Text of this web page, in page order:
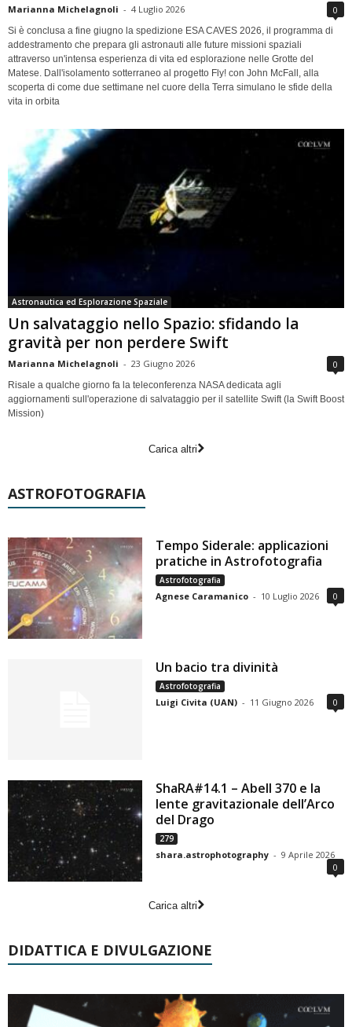
Marianna Michelagnoli - 4 Luglio 2026 0
Si è conclusa a fine giugno la spedizione ESA CAVES 2026, il programma di
addestramento che prepara gli astronauti alle future missioni spaziali
attraverso un'intensa esperienza di vita ed esplorazione nelle Grotte del
Matese. Dall'isolamento sotterraneo al progetto Fly! con John McFall, alla
scoperta di come due settimane nel cuore della Terra simulano le sfide della
vita in orbita
Astronautica ed Esplorazione Spaziale
Un salvataggio nello Spazio: sfidando la
gravità per non perdere Swift
Marianna Michelagnoli - 23 Giugno 2026 0
Risale a qualche giorno fa la teleconferenza NASA dedicata agli
aggiornamenti sull'operazione di salvataggio per il satellite Swift (la Swift Boost
Mission)
Carica altri
ASTROFOTOGRAFIA
Tempo Siderale: applicazioni
pratiche in Astrofotografia
Astrofotografia
Agnese Caramanico - 10 Luglio 2026 0
Un bacio tra divinità
Astrofotografia
Luigi Civita (UAN) - 11 Giugno 2026 0
ShaRA#14.1 – Abell 370 e la
lente gravitazionale dell’Arco
del Drago
279
shara.astrophotography - 9 Aprile 2026
0
Carica altri
DIDATTICA E DIVULGAZIONE